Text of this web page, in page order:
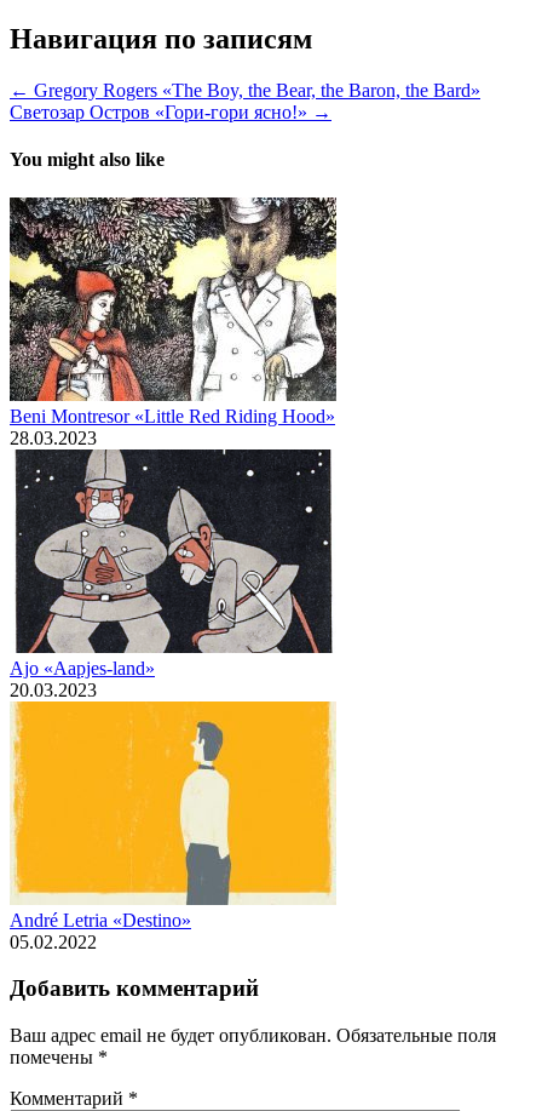
Навигация по записям
← Gregory Rogers «The Boy, the Bear, the Baron, the Bard»
Светозар Остров «Гори-гори ясно!» →
You might also like
Beni Montresor «Little Red Riding Hood»
28.03.2023
Ajo «Aapjes-land»
20.03.2023
André Letria «Destino»
05.02.2022
Добавить комментарий
Ваш адрес email не будет опубликован. Обязательные поля
помечены *
Комментарий *